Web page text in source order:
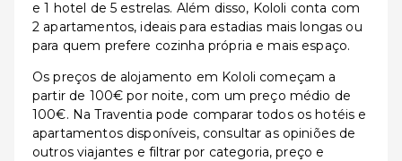
e 1 hotel de 5 estrelas. Além disso, Kololi conta com
2 apartamentos, ideais para estadias mais longas ou
para quem prefere cozinha própria e mais espaço.
Os preços de alojamento em Kololi começam a
partir de 100€ por noite, com um preço médio de
100€. Na Traventia pode comparar todos os hotéis e
apartamentos disponíveis, consultar as opiniões de
outros viajantes e filtrar por categoria, preço e